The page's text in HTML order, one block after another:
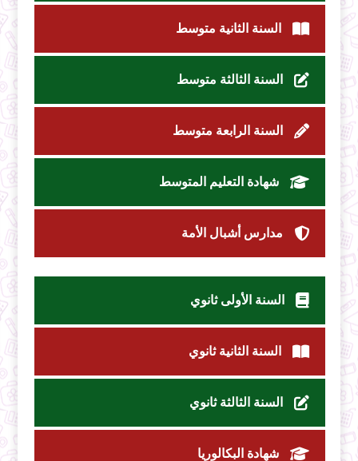
السنة الثانية متوسط
السنة الثالثة متوسط
السنة الرابعة متوسط
شهادة التعليم المتوسط
مدارس أشبال الأمة
السنة الأولى ثانوي
السنة الثانية ثانوي
السنة الثالثة ثانوي
شهادة البكالوريا